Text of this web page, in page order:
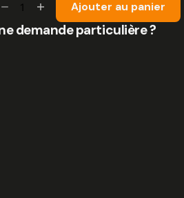
demande particulière ?
Ajouter au panier